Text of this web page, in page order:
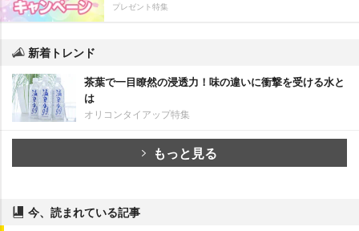
プレゼント特集
新着トレンド
茶葉で一目瞭然の浸透力！味の違いに衝撃を受ける水と
は
オリコンタイアップ特集
もっと見る
今、読まれている記事